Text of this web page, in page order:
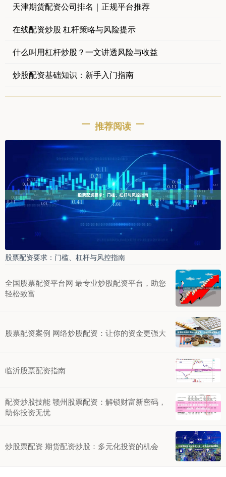
天津期货配资公司排名｜正规平台推荐
在线配资炒股 杠杆策略与风险提示
什么叫用杠杆炒股？一文讲透风险与收益
炒股配资基础知识：新手入门指南
推荐阅读
股票配资要求：门槛、杠杆与风控指南
全国股票配资平台网 最专业炒股配资平台，助您
轻松致富
股票配资案例 网络炒股配资：让你的资金更强大
临沂股票配资指南
配资炒股技能 赣州股票配资：解锁财富新密码，
助你投资无忧
炒股票配资 期货配资炒股：多元化投资的机会